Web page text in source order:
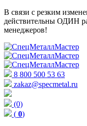
В связи с резким
действительны ОДИН
менеджеров!
8 800 500 53 63
zakaz@specmetal.ru
(0)
( 0)